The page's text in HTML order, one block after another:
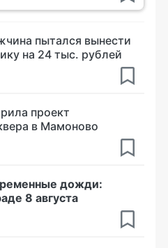
пытался вынести
на 24 тыс. рублей
проект
в Мамоново
дожди:
8 августа